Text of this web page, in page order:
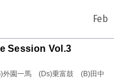
Feb
Session Vol.3
外園一馬 (Ds)乗富鼓 (B)田中